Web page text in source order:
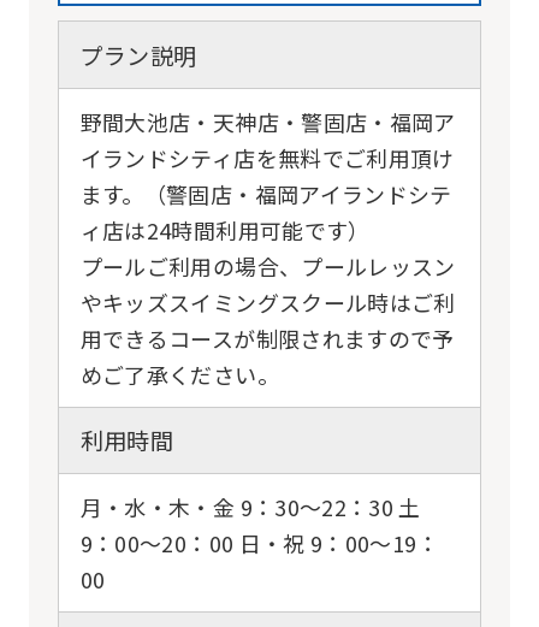
プラン説明
野間大池店・天神店・警固店・福岡ア
イランドシティ店を無料でご利用頂け
ます。（警固店・福岡アイランドシテ
ィ店は24時間利用可能です）
プールご利用の場合、プールレッスン
やキッズスイミングスクール時はご利
用できるコースが制限されますので予
めご了承ください。
利用時間
月・水・木・金 9：30〜22：30 土
9：00〜20：00 日・祝 9：00〜19：
00